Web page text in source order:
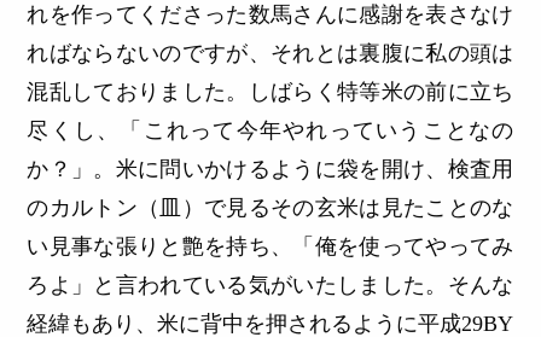
れを作ってくださった数馬さんに感謝を表さなけ
ればならないのですが、それとは裏腹に私の頭は
混乱しておりました。しばらく特等米の前に立ち
尽くし、「これって今年やれっていうことなの
か？」。米に問いかけるように袋を開け、検査用
のカルトン（皿）で見るその玄米は見たことのな
い見事な張りと艶を持ち、「俺を使ってやってみ
ろよ」と言われている気がいたしました。そんな
経緯もあり、米に背中を押されるように平成29BY